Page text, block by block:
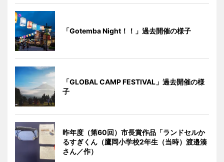
「Gotemba Night！！」過去開催の様子
「GLOBAL CAMP FESTIVAL」過去開催の様
子
昨年度（第60回）市長賞作品「ランドセルか
るすぎくん（鷹岡小学校2年生（当時）渡邉湊
さん／作）